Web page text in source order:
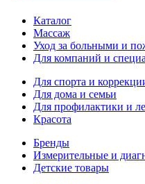
Каталог
Массаж
Уход за больными и
Для компаний и
Для спорта и
Для дома и семьи
Для профилактики и
Красота
Бренды
Измерительные и
Детские товары